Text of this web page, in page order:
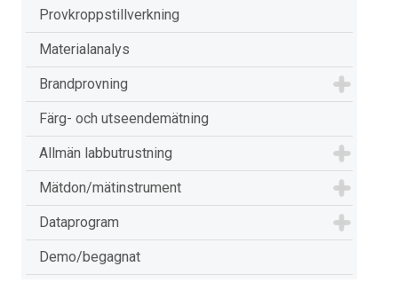
Provkroppstillverkning
Materialanalys
Brandprovning
Färg- och utseendemätning
Allmän labbutrustning
Mätdon/mätinstrument
Dataprogram
Demo/begagnat